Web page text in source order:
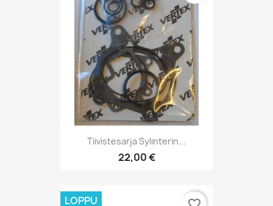
Tiivistesarja Sylinterin...
22,00 €
LOPPU